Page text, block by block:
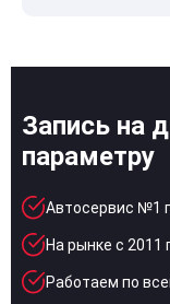
Запись на
параметру
Автосервис №1
На рынке с 2011
Работаем по